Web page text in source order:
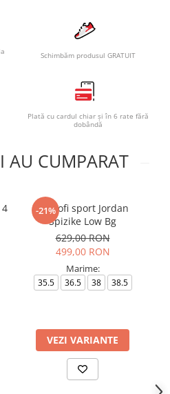
Schimbăm produsul GRATUIT
Plată cu cardul chiar și în 6 rate fără
dobândă
AU CUMPARAT
-21%
Pantofi sport Jordan
Spizike Low Bg
629,00 RON
499,00 RON
Marime:
35.5 36.5 38 38.5
VEZI VARIANTE